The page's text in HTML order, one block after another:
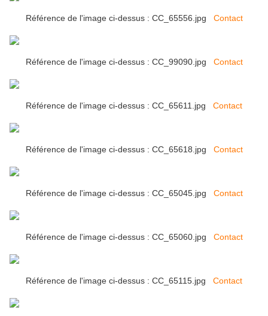
Référence de l'image ci-dessus : CC_65556.jpg Contact
Référence de l'image ci-dessus : CC_99090.jpg Contact
Référence de l'image ci-dessus : CC_65611.jpg Contact
Référence de l'image ci-dessus : CC_65618.jpg Contact
Référence de l'image ci-dessus : CC_65045.jpg Contact
Référence de l'image ci-dessus : CC_65060.jpg Contact
Référence de l'image ci-dessus : CC_65115.jpg Contact